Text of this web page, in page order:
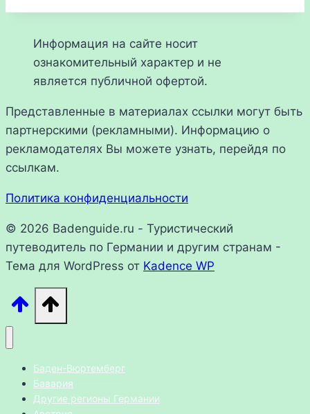
Информация на сайте носит
ознакомительный характер и не
является публичной офертой.
Представленные в материалах ссылки могут быть
партнерскими (рекламными). Информацию о
рекламодателях Вы можете узнать, перейдя по
ссылкам.
Политика конфиденциальности
© 2026 Badenguide.ru - Туристический
путеводитель по Германии и другим странам -
Тема для WordPress от Kadence WP
Баден-Вюртемберг
Бавария
Другие регионы Германии